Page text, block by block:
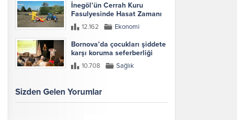
İnegöl’ün Cerrah Kuru
Fasulyesinde Hasat Zamanı
12.162 Ekonomi
Bornova’da çocukları şiddete
karşı koruma seferberliği
10.708 Sağlık
Sizden Gelen Yorumlar